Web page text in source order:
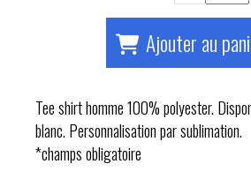
Ajouter au
Tee shirt homme 100% polyester.
blanc. Personnalisation par sublimation.
*champs obligatoire